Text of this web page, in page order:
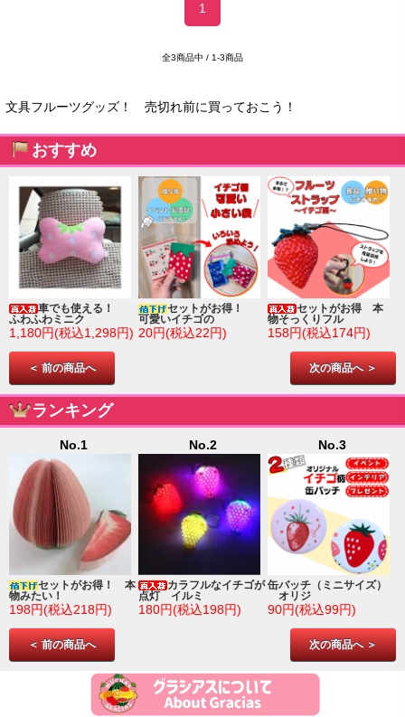
1
全3商品中 / 1-3商品
文具フルーツグッズ！ 売切れ前に買っておこう！
おすすめ
車でも使える！
ふわふわミニク
1,180円(税込1,298円)
セットがお得！
可愛いイチゴの
20円(税込22円)
セットがお得 本
物そっくりフル
158円(税込174円)
＜ 前の商品へ 次の商品へ ＞
ランキング
No.1
セットがお得！ 本
物みたい！
198円(税込218円)
No.2
カラフルなイチゴが
点灯 イルミ
180円(税込198円)
No.3
缶バッチ（ミニサイズ）
オリジ
90円(税込99円)
＜ 前の商品へ 次の商品へ ＞